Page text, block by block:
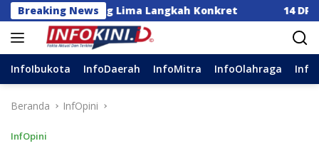
Langsung
ke
konten
Breaking News
Lima Langkah Konkret 14 DPC Terima SK
InfoIbukota InfoDaerah InfoMitra InfoOlahraga
Beranda InfOpini
InfOpini